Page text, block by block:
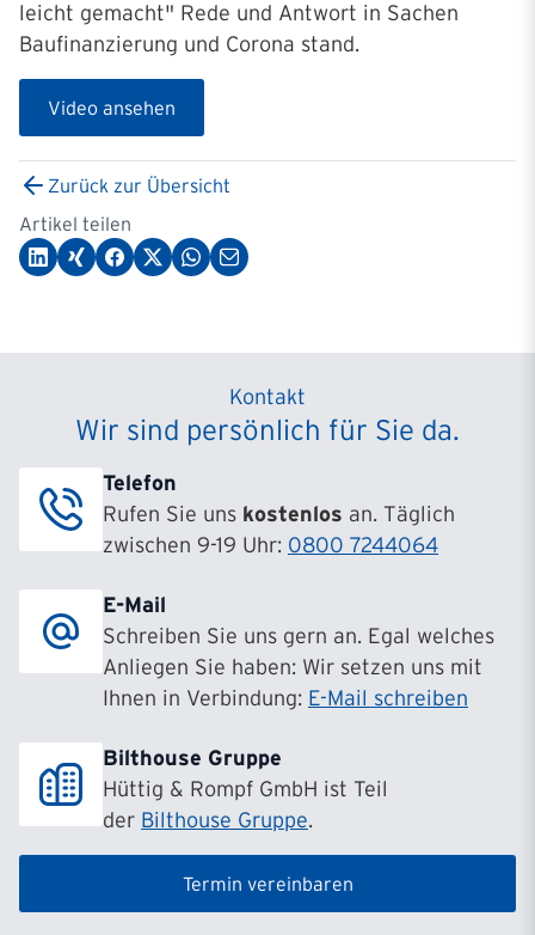
leicht gemacht" Rede und Antwort in Sachen
Baufinanzierung und Corona stand.
Video ansehen
Zurück zur Übersicht
Artikel teilen
Kontakt
Wir sind persönlich für Sie da.
Telefon
Rufen Sie uns kostenlos an. Täglich
zwischen 9-19 Uhr: 0800 7244064
E-Mail
Schreiben Sie uns gern an. Egal welches
Anliegen Sie haben: Wir setzen uns mit
Ihnen in Verbindung: E-Mail schreiben
Bilthouse Gruppe
Hüttig & Rompf GmbH ist Teil
der Bilthouse Gruppe.
Termin vereinbaren